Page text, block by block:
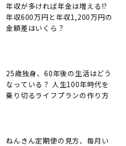
年収が多ければ年金は増える!?
年収600万円と年収1,200万円の
金額差はいくら？
25歳独身、60年後の生活はどう
なっている？ 人生100年時代を
乗り切るライフプランの作り方
ねんきん定期便の見方、毎月い